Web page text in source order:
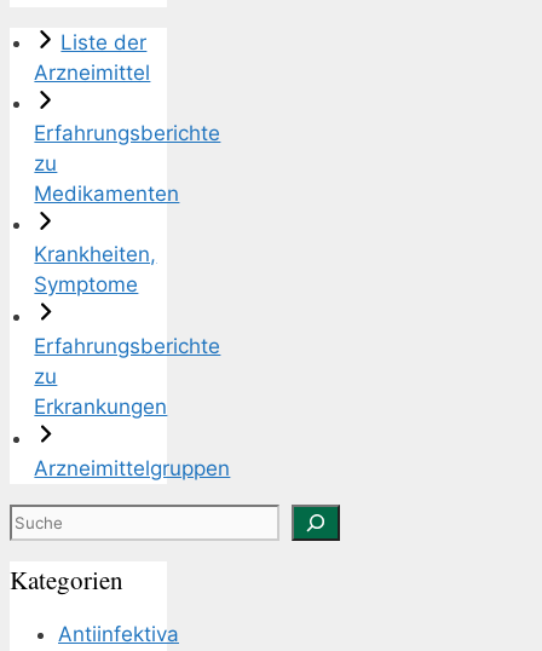
Liste der
Arzneimittel
Erfahrungsberichte
zu
Medikamenten
Krankheiten,
Symptome
Erfahrungsberichte
zu
Erkrankungen
Arzneimittelgruppen
Suchen
Kategorien
Antiinfektiva